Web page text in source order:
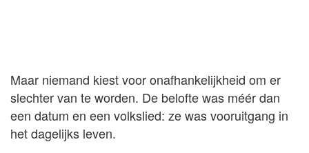
Maar niemand kiest voor onafhankelijkheid om er
slechter van te worden. De belofte was méér dan
een datum en een volkslied: ze was vooruitgang in
het dagelijks leven.